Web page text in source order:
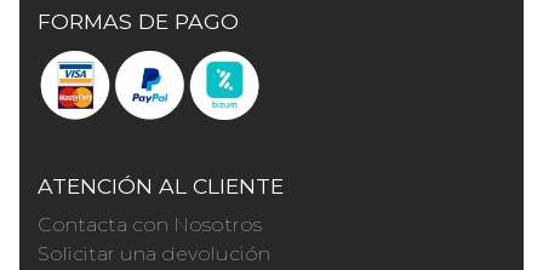
FORMAS DE PAGO
ATENCIÓN AL CLIENTE
Contacta con Nosotros
Solicitar una devolución